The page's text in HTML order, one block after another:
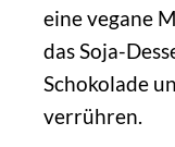
eine vegane
das Soja-
Schokolade
verrühren.